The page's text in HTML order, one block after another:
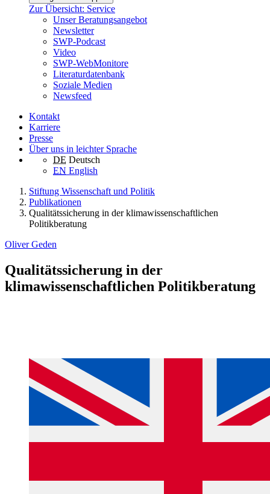
Zur Übersicht: Service
Unser Beratungsangebot
Newsletter
SWP-Podcast
Video
SWP-WebMonitore
Literaturdatenbank
Soziale Medien
Newsfeed
Kontakt
Karriere
Presse
Über uns in leichter Sprache
DE Deutsch
EN English
Stiftung Wissenschaft und Politik
Publikationen
Qualitätssicherung in der klimawissenschaftlichen
Politikberatung
Oliver Geden
Qualitätssicherung in der
klimawissenschaftlichen Politikberatung